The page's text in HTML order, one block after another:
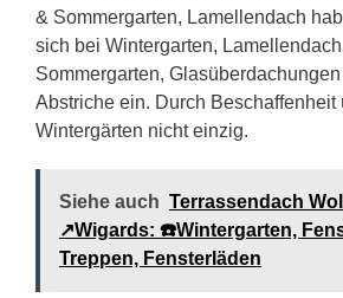
& Sommergarten, Lamellendach
sich bei Wintergarten,
Sommergarten,
Abstriche ein. Durch Beschaffenheit
Wintergärten nicht einzig.
Siehe auch Terrassendach
↗️Wigards: ☎️Wintergarten,
Treppen, Fensterläden